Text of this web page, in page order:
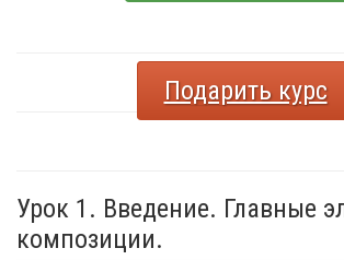
Подарить курс
Урок 1. Введение. Главные
композиции.